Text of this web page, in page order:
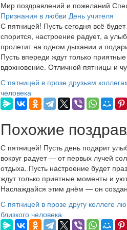
Мир поздравлений и пожеланий
Признания в любви День учителя
С пятницей! Пусть сегодня всё
спорится, настроение радует, а
пролетит на одном дыхании и
Пусть впереди ждут только
вдохновение. Отличной пятницы и
С пятницей в прозе друзьям
человека
Похожие
С пятницей! Пусть день подарит
вокруг радует — от первых лучей
отдыха. Пусть настроение будет
ждут только приятные моменты и
Наслаждайся этим днём — он
С пятницей в прозе другу коллеге
близкого человека